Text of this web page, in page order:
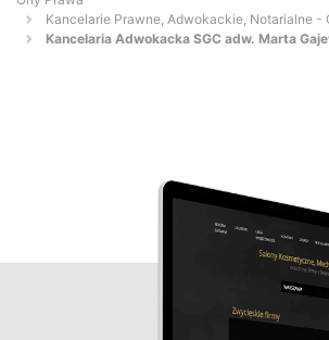
Kancelarie Prawne, Adwokackie, Notarialne -
Kancelaria Adwokacka SGC adw. Marta